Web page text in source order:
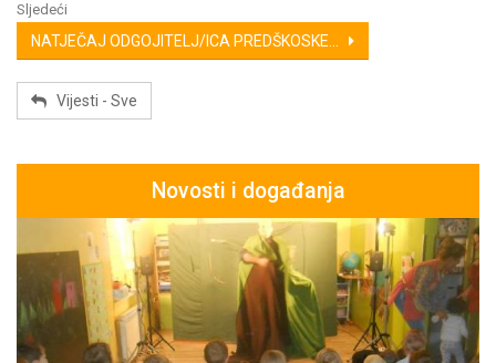
Sljedeći
NATJEČAJ ODGOJITELJ/ICA PREDŠKOSKE...
Vijesti - Sve
Novosti i događanja